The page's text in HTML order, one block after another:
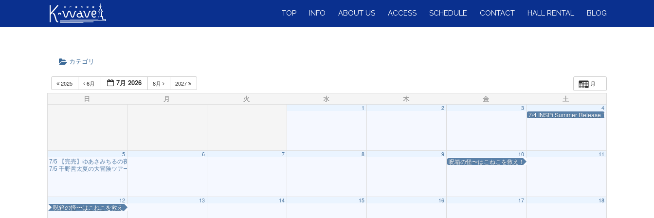
TOP INFO ABOUT US ACCESS SCHEDULE CONTACT HALL RENTAL BLOG
カテゴリ
月
2025 6月 7月 2026 8月 2027
日 月 火 水 木 金 土
1 2 3 4
7/4 INSPi Summer Release Tour 2026 ～声六
5
7/5 【完売】ゆあさみちるの夜の音楽室 ～出張編・夏～（神戸）
7/5 千野哲太夏の大冒険ツアー2026 feat.尾崎一宏神戸公演
6 7 8 9 10
呪箱の怪〜はこねこを救え！〜
11
12
呪箱の怪〜はこねこを救え！〜
13 14 15 16 17 18